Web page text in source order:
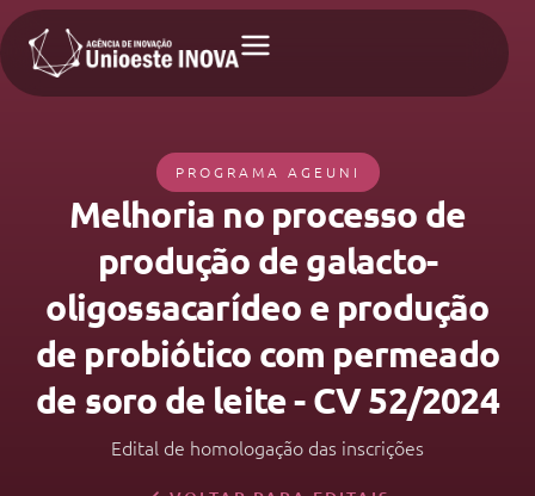
PROGRAMA AGEUNI
Melhoria no processo de
produção de galacto-
oligossacarídeo e produção
de probiótico com permeado
de soro de leite - CV 52/2024
Edital de homologação das inscrições